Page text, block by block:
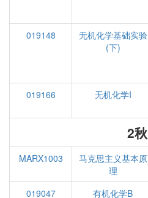
019148
无机化学基础实验
(下)
019166 无机化学I
2秋
MARX1003
马克思主义基本原
理
019047
有机化学B